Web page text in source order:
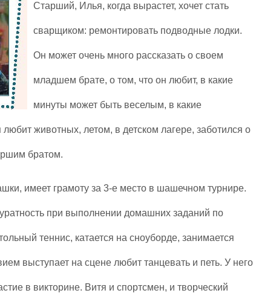
Старший, Илья, когда вырастет, хочет стать
сварщиком: ремонтировать подводные лодки.
Он может очень много рассказать о своем
младшем брате, о том, что он любит, в какие
минуты может быть веселым, в какие
животных, летом, в детском лагере, заботился о
братом.
имеет грамоту за 3-е место в шашечном турнире.
при выполнении домашних заданий по
теннис, катается на сноуборде, занимается
выступает на сцене любит танцевать и петь. У него
в викторине. Витя и спортсмен, и творческий